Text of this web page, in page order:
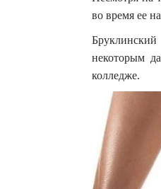
во время ее
некоторым
колледже.